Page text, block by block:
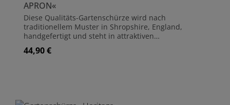
APRON«
Diese Qualitäts-Gartenschürze wird nach
traditionellem Muster in Shropshire, England,
handgefertigt und steht in attraktiven
Farbvariationen zur Auswahl. Verarbeitet wird eine
Kombination aus englischem "Rose"-Leinen und
Wildleder Größe 38 cm x 30 cm
Regulärer Preis:
44,90 €